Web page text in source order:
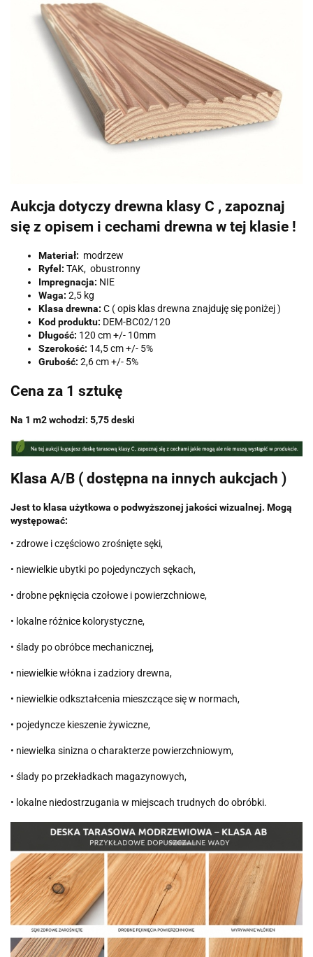
Aukcja dotyczy drewna klasy C , zapoznaj
się z opisem i cechami drewna w tej klasie !
Materiał: modrzew
Ryfel: TAK, obustronny
Impregnacja: NIE
Waga: 2,5 kg
Klasa drewna: C ( opis klas drewna znajduję się poniżej )
Kod produktu: DEM-BC02/120
Długość: 120 cm +/- 10mm
Szerokość: 14,5 cm +/- 5%
Grubość: 2,6 cm +/- 5%
Cena za 1 sztukę
Na 1 m2 wchodzi: 5,75 deski
Klasa A/B ( dostępna na innych aukcjach )
Jest to klasa użytkowa o podwyższonej jakości wizualnej. Mogą
występować:
• zdrowe i częściowo zrośnięte sęki,
• niewielkie ubytki po pojedynczych sękach,
• drobne pęknięcia czołowe i powierzchniowe,
• lokalne różnice kolorystyczne,
• ślady po obróbce mechanicznej,
• niewielkie włókna i zadziory drewna,
• niewielkie odkształcenia mieszczące się w normach,
• pojedyncze kieszenie żywiczne,
• niewielka sinizna o charakterze powierzchniowym,
• ślady po przekładkach magazynowych,
• lokalne niedostrzugania w miejscach trudnych do obróbki.